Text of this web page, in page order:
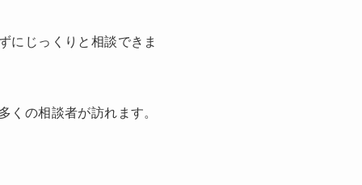
にじっくりと相談できま
くの相談者が訪れます。